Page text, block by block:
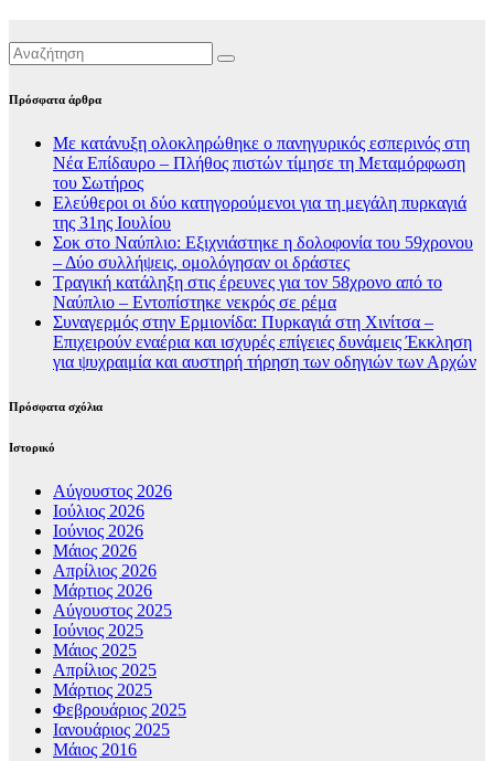
Πρόσφατα άρθρα
Με κατάνυξη ολοκληρώθηκε ο πανηγυρικός εσπερινός στη
Νέα Επίδαυρο – Πλήθος πιστών τίμησε τη Μεταμόρφωση
του Σωτήρος
Ελεύθεροι οι δύο κατηγορούμενοι για τη μεγάλη πυρκαγιά
της 31ης Ιουλίου
Σοκ στο Ναύπλιο: Εξιχνιάστηκε η δολοφονία του 59χρονου
– Δύο συλλήψεις, ομολόγησαν οι δράστες
Τραγική κατάληξη στις έρευνες για τον 58χρονο από το
Ναύπλιο – Εντοπίστηκε νεκρός σε ρέμα
Συναγερμός στην Ερμιονίδα: Πυρκαγιά στη Χινίτσα –
Επιχειρούν εναέρια και ισχυρές επίγειες δυνάμεις Έκκληση
για ψυχραιμία και αυστηρή τήρηση των οδηγιών των Αρχών
Πρόσφατα σχόλια
Ιστορικό
Αύγουστος 2026
Ιούλιος 2026
Ιούνιος 2026
Μάιος 2026
Απρίλιος 2026
Μάρτιος 2026
Αύγουστος 2025
Ιούνιος 2025
Μάιος 2025
Απρίλιος 2025
Μάρτιος 2025
Φεβρουάριος 2025
Ιανουάριος 2025
Μάιος 2016